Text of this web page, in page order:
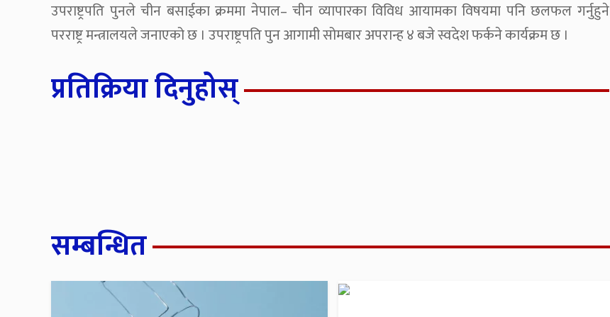
उपराष्ट्रपति पुनले चीन बसाईका क्रममा नेपाल– चीन व्यापारका विविध आयामका विषयमा पनि छलफल गर्नुहुने
परराष्ट्र मन्त्रालयले जनाएको छ । उपराष्ट्रपति पुन आगामी सोमबार अपरान्ह ४ बजे स्वदेश फर्कने कार्यक्रम छ ।
प्रतिक्रिया दिनुहोस्
सम्बन्धित